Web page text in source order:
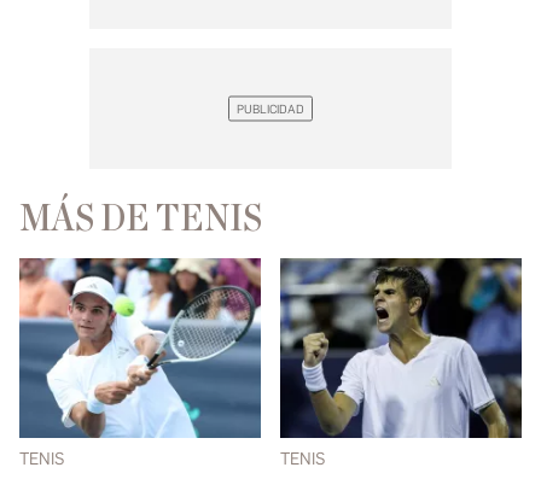
MÁS DE TENIS
TENIS TENIS